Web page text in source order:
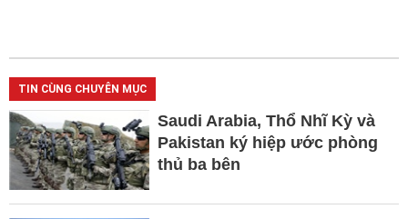
TIN CÙNG CHUYÊN MỤC
Saudi Arabia, Thổ Nhĩ Kỳ và
Pakistan ký hiệp ước phòng
thủ ba bên